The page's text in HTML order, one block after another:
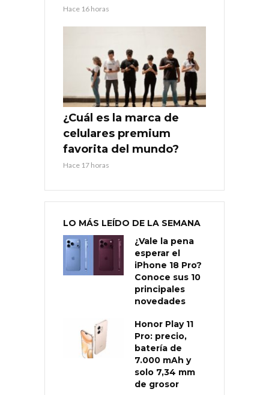
Hace 16 horas
¿Cuál es la marca de
celulares premium
favorita del mundo?
Hace 17 horas
LO MÁS LEÍDO DE LA SEMANA
¿Vale la pena
esperar el
iPhone 18 Pro?
Conoce sus 10
principales
novedades
Honor Play 11
Pro: precio,
batería de
7.000 mAh y
solo 7,34 mm
de grosor